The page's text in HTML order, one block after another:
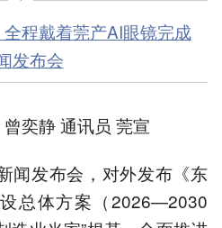
程戴着莞产AI眼镜完成
发布会
奕静 通讯员 莞宣
闻发布会，对外发布《东
总体方案（2026—2030